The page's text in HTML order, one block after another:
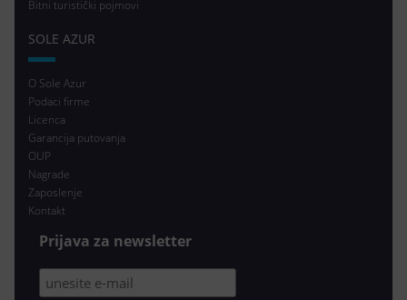
Bitni turistički pojmovi
SOLE AZUR
O Sole Azur
Podaci firme
Licenca
Garancija putovanja
OUP
Nagrade
Zaposlenje
Kontakt
Prijava za newsletter